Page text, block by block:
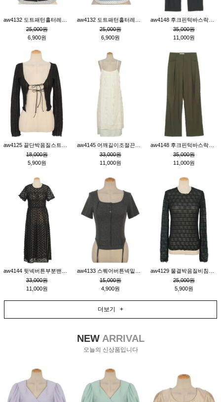
25,000원
6,900원
25,000원
6,900원
35,000원
11,000원
18,000원
5,900원
33,000원
11,000원
35,000원
11,000원
33,000원
11,000원
15,000원
4,900원
25,000원
5,900원
더보기 +
NEWARRIVAL
오늘의 신상품입니다